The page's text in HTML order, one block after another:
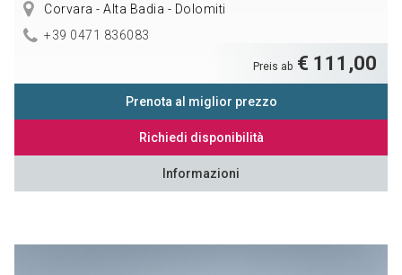
Corvara - Alta Badia - Dolomiti
+39 0471 836083
Preis ab € 111,00
Prenota al miglior prezzo
Richiedi disponibilità
Informazioni